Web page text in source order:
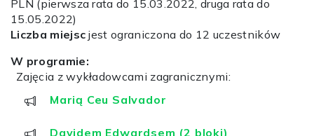
PLN (pierwsza rata do 15.03.2022, druga rata do
15.05.2022)
Liczba miejsc jest ograniczona do 12 uczestników
W programie:
Zajęcia z wykładowcami zagranicznymi:
Marią Ceu Salvador
Davidem Edwardsem (2 bloki)